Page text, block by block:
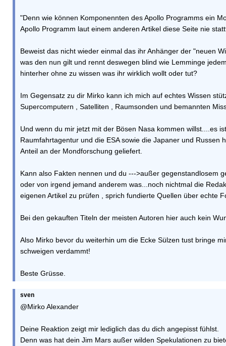
"Denn wie können Komponennten des Apollo Programms ein
Apollo Programm laut einem anderen Artikel diese Seite nie
Beweist das nicht wieder einmal das ihr Anhänger der "neuen
was den nun gilt und rennt deswegen blind wie Lemminge
hinterher ohne zu wissen was ihr wirklich wollt oder tut?
Im Gegensatz zu dir Mirko kann ich mich auf echtes Wissen
Supercomputern , Satelliten , Raumsonden und bemannten
Und wenn du mir jetzt mit der Bösen Nasa kommen willst....es
Raumfahrtagentur und die ESA sowie die Japaner und Russen
Anteil an der Mondforschung geliefert.
Kann also Fakten nennen und du --->außer gegenstandlosem
oder von irgend jemand anderem was...noch nichtmal die
eigenen Artikel zu prüfen , sprich fundierte Quellen über echte
Bei den gekauften Titeln der meisten Autoren hier auch kein
Also Mirko bevor du weiterhin um die Ecke Sülzen tust bringe
schweigen verdammt!
Beste Grüsse.
sven
@Mirko Alexander
Deine Reaktion zeigt mir lediglich das du dich angepisst fühlst.
Denn was hat dein Jim Mars außer wilden Spekulationen zu